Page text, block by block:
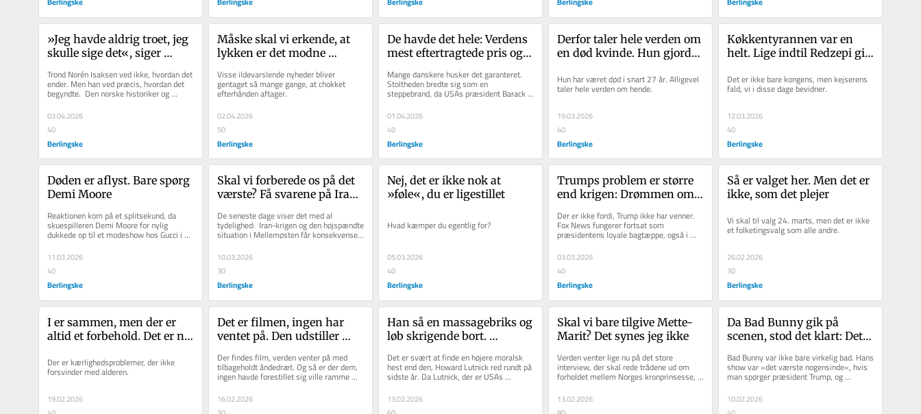
»Jeg havde aldrig troet, jeg
skulle sige det«, siger
han en hård dom
Trond Norén Isaksen ved ikke, hvordan det
ender. Men han ved præcis, hvordan det
begyndte.  Den norske historiker og
kongehusekspert kan med stor...
03.04.2026
40
Berlingske
Måske skal vi erkende, at
lykken er det modne
Visse ildevarslende nyheder bliver
gentaget så mange gange, at chokket
efterhånden aftager.
02.04.2026
50
Berlingske
De havde det hele: Verdens
mest eftertragtede pris og
slikker Norge sine sår
Mange danskere husker det garanteret.
Stoltheden bredte sig som en
steppebrand, da USAs præsident Barack
Obama tilbage i 2010erne sagde, at
Danmark...
01.04.2026
40
Berlingske
Derfor taler hele verden om
en død kvinde. Hun gjorde
Hun har været død i snart 27 år. Alligevel
taler hele verden om hende.
19.03.2026
40
Berlingske
Køkkentyrannen var en
helt. Lige indtil Redzepi gik
Det er ikke bare kongens, men kejserens
fald, vi i disse dage bevidner.
12.03.2026
40
Berlingske
Døden er aflyst. Bare spørg
Demi Moore
Reaktionen kom på et splitsekund, da
skuespilleren Demi Moore for nylig
dukkede op til et modeshow hos Gucci i
Milano.  Hun lignede ikke sig selv,...
11.03.2026
40
Berlingske
Skal vi forberede os på det
værste? Få svarene på Iran-
svære spørgsmål
De seneste dage viser det med al
tydelighed:  Iran-krigen og den højspændte
situation i Mellemøsten får konsekvenser,
også for dig og mig. Det...
10.03.2026
30
Berlingske
Nej, det er ikke nok at
»føle«, du er ligestillet
Hvad kæmper du egentlig for?
05.03.2026
40
Berlingske
Trumps problem er større
end krigen: Drømmen om
Der er ikke fordi, Trump ikke har venner.
Fox News fungerer fortsat som
præsidentens loyale bagtæppe, også i
disse dage, hvor højrefløjens...
03.03.2026
40
Berlingske
Så er valget her. Men det er
ikke, som det plejer
Vi skal til valg 24. marts, men det er ikke
et folketingsvalg som alle andre.
26.02.2026
30
Berlingske
I er sammen, men der er
altid et forbehold. Det er nu,
Der er kærlighedsproblemer, der ikke
forsvinder med alderen.
19.02.2026
Det er filmen, ingen har
ventet på. Den udstiller
Der findes film, verden venter på med
tilbageholdt åndedræt. Og så er der dem,
ingen havde forestillet sig ville ramme
lærredet.
16.02.2026
Han så en massagebriks og
løb skrigende bort.
var løgn
Det er svært at finde en højere moralsk
hest end den, Howard Lutnick red rundt på
sidste år. Da Lutnick, der er USAs
handelsminister, blev...
13.02.2026
Skal vi bare tilgive Mette-
Marit? Det synes jeg ikke
Verden venter lige nu på det store
interview, der skal rede trådene ud om
forholdet mellem Norges kronprinsesse,
Mette-Marit, og forbryderen Jeffrey...
13.02.2026
Da Bad Bunny gik på
scenen, stod det klart: Det
Bad Bunny var ikke bare virkelig bad. Hans
show var »det værste nogensinde«, hvis
man spørger præsident Trump, og
spørgsmålet er, om det...
10.02.2026